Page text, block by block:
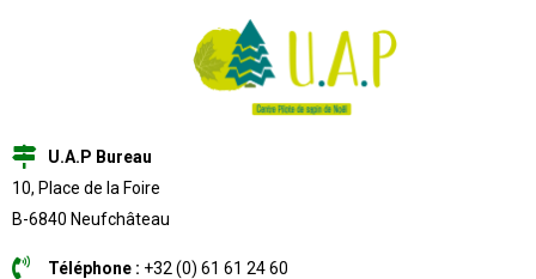
U.A.P Bureau
10, Place de la Foire
B-6840 Neufchâteau
Téléphone : +32 (0) 61 61 24 60